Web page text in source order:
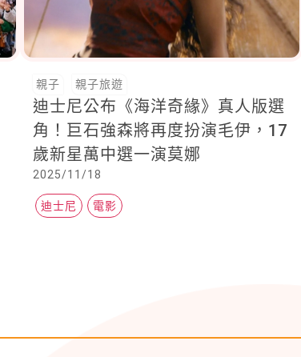
親子 親子旅遊
迪士尼公布《海洋奇緣》真人版選
角！巨石強森將再度扮演毛伊，17
歲新星萬中選一演莫娜
2025/11/18
迪士尼 電影